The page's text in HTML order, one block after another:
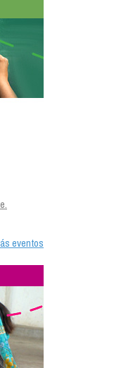
eventos